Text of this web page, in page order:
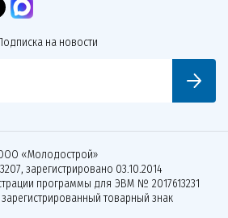
на новости
«Молодострой»
зарегистрировано 03.10.2014
программы для ЭВМ № 2017613231
товарный знак